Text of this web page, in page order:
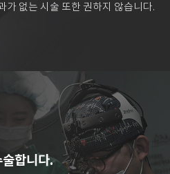
가 없는 시술 또한 권하지 않습니다.
합니다.